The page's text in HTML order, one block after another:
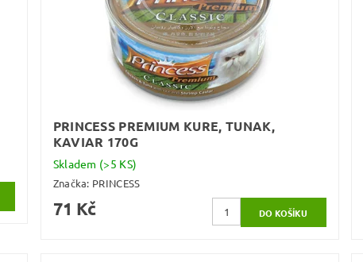
PRINCESS PREMIUM KURE, TUNAK,
KAVIAR 170G
Skladem (>5 KS)
Značka: PRINCESS
71 Kč